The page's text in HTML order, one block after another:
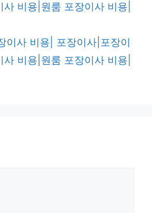
비용|원룸 포장이사 비용|
이사 비용| 포장이사|포장이
비용|원룸 포장이사 비용|